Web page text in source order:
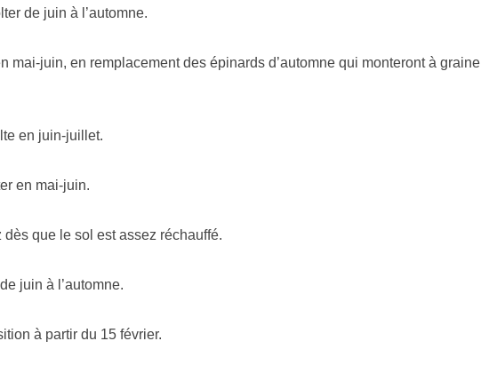
de juin à l’automne.
mai-juin, en remplacement des épinards d’automne qui monteront à graine
en juin-juillet.
en mai-juin.
dès que le sol est assez réchauffé.
juin à l’automne.
à partir du 15 février.